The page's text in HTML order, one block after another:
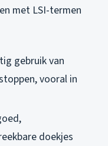
met LSI-termen
gebruik van
vooral in
doekjes